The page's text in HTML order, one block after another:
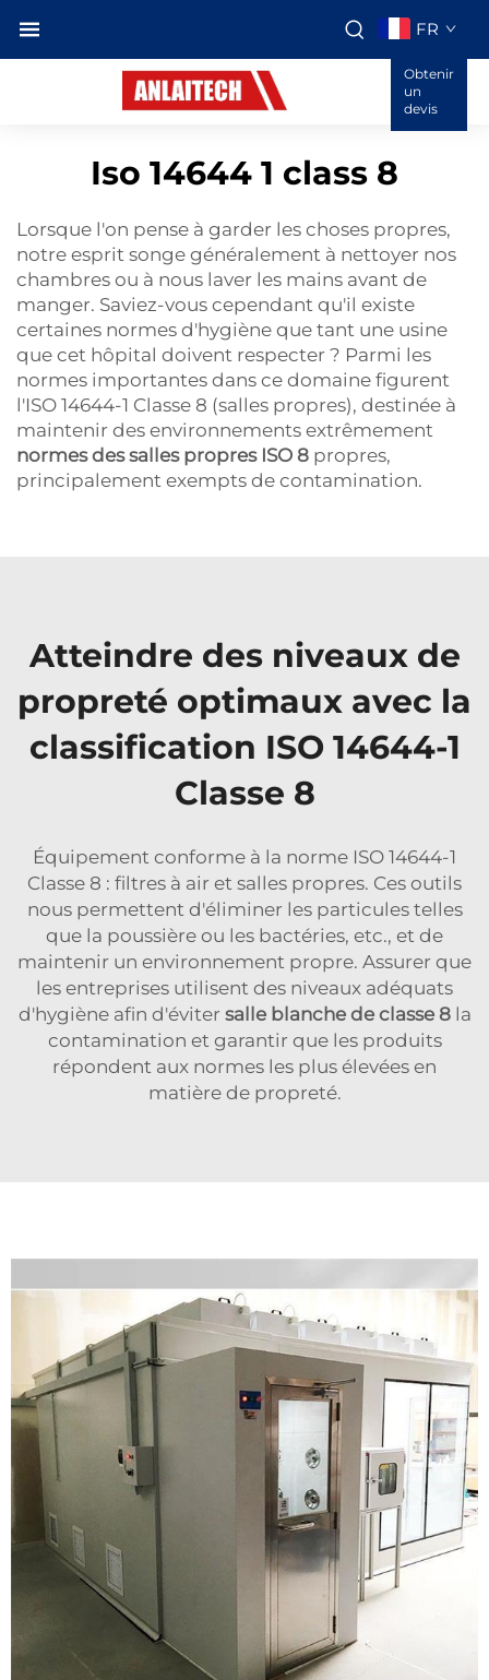
FR
Obtenir
un
devis
Iso 14644 1 class 8
Lorsque l'on pense à garder les choses propres,
notre esprit songe généralement à nettoyer nos
chambres ou à nous laver les mains avant de
manger. Saviez-vous cependant qu'il existe
certaines normes d'hygiène que tant une usine
que cet hôpital doivent respecter ? Parmi les
normes importantes dans ce domaine figurent
l'ISO 14644-1 Classe 8 (salles propres), destinée à
maintenir des environnements extrêmement
normes des salles propres ISO 8 propres,
principalement exempts de contamination.
Atteindre des niveaux de
propreté optimaux avec la
classification ISO 14644-1
Classe 8
Équipement conforme à la norme ISO 14644-1
Classe 8 : filtres à air et salles propres. Ces outils
nous permettent d'éliminer les particules telles
que la poussière ou les bactéries, etc., et de
maintenir un environnement propre. Assurer que
les entreprises utilisent des niveaux adéquats
d'hygiène afin d'éviter salle blanche de classe 8 la
contamination et garantir que les produits
répondent aux normes les plus élevées en
matière de propreté.